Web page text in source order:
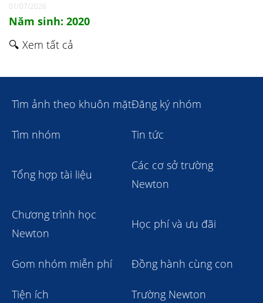
01/07/2026
Năm sinh: 2020
🔍 Xem tất cả
Tìm ảnh theo khuôn mặtĐăng ký nhóm
Tìm nhóm Tin tức
Tổng hợp tài liệu
Các cơ sở trường
Newton
Chương trình học
Newton
Học phí và ưu đãi
Gom nhóm miễn phí Đồng hành cùng con
Tiện ích Trường Newton